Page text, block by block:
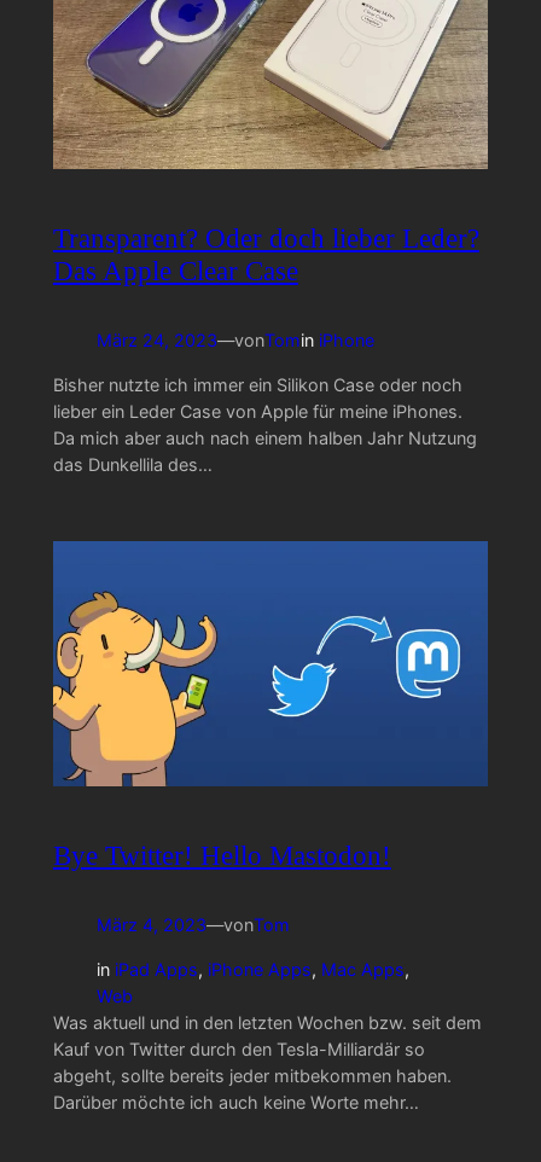
Transparent? Oder doch lieber Leder?
Das Apple Clear Case
März 24, 2023—vonTomin iPhone
Bisher nutzte ich immer ein Silikon Case oder noch
lieber ein Leder Case von Apple für meine iPhones.
Da mich aber auch nach einem halben Jahr Nutzung
das Dunkellila des…
Bye Twitter! Hello Mastodon!
März 4, 2023—vonTom
in iPad Apps, iPhone Apps, Mac Apps
Web
Was aktuell und in den letzten Wochen bzw. seit dem
Kauf von Twitter durch den Tesla-Milliardär so
abgeht, sollte bereits jeder mitbekommen haben.
Darüber möchte ich auch keine Worte mehr…